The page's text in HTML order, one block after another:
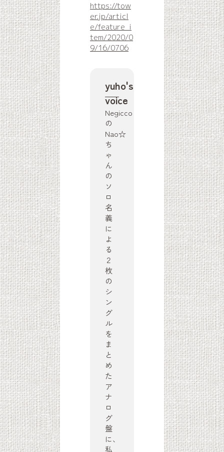
https://tow
er.jp/articl
e/feature_i
tem/2020/0
9/16/0706
yuho's
voice
Negicco
の
Nao☆
ち
ゃ
ん
の
ソ
ロ
名
義
に
よ
る
２
枚
の
シ
ン
グ
ル
を
ま
と
め
た
ア
ナ
ロ
グ
盤
に、
私